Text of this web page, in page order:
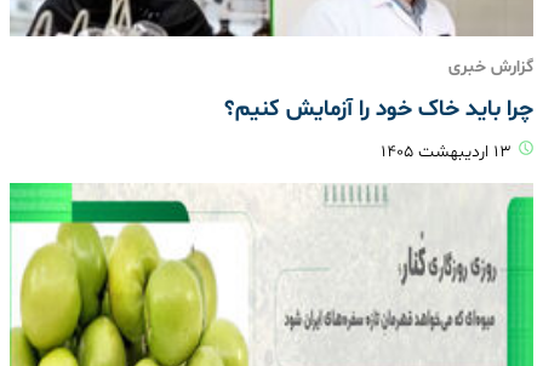
گزارش خبری
چرا باید خاک خود را آزمایش کنیم؟